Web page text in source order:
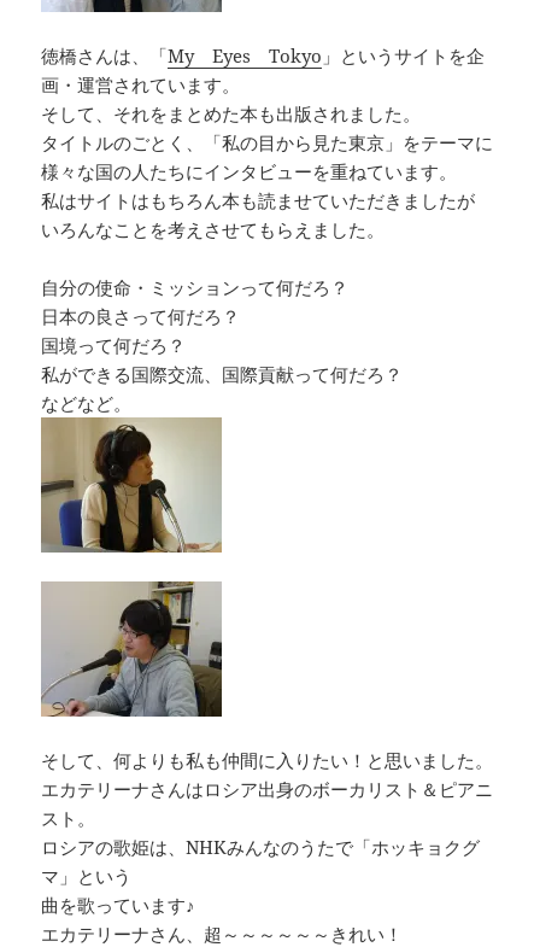
徳橋さんは、「My Eyes Tokyo 」というサイトを企
画・運営されています。
そして、それをまとめた本も出版されました。
タイトルのごとく、「私の目から見た東京」をテーマに
様々な国の人たちにインタビューを重ねています。
私はサイトはもちろん本も読ませていただきましたが
いろんなことを考えさせてもらえました。
自分の使命・ミッションって何だろ？
日本の良さって何だろ？
国境って何だろ？
私ができる国際交流、国際貢献って何だろ？
などなど。
そして、何よりも私も仲間に入りたい！と思いました。
エカテリーナさんはロシア出身のボーカリスト＆ピアニ
スト。
ロシアの歌姫は、NHKみんなのうたで「ホッキョクグ
マ」という
曲を歌っています♪
エカテリーナさん、超～～～～～～きれい！